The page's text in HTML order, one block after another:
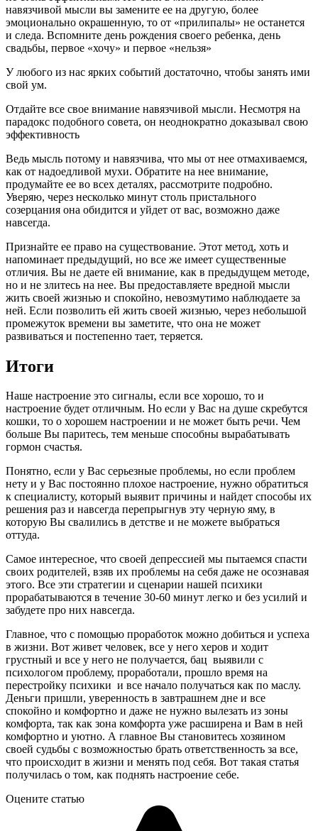
навязчивой мысли вы замените ее на другую, более
эмоционально окрашенную, то от «прилипалы» не останется
и следа. Вспомните день рождения своего ребенка, день
свадьбы, первое «хочу» и первое «нельзя»
У любого из нас ярких событий достаточно, чтобы занять ими
свой ум.
Отдайте все свое внимание навязчивой мысли. Несмотря на
парадокс подобного совета, он неоднократно доказывал свою
эффективность
Ведь мысль потому и навязчива, что мы от нее отмахиваемся,
как от надоедливой мухи. Обратите на нее внимание,
продумайте ее во всех деталях, рассмотрите подробно.
Уверяю, через несколько минут столь пристального
созерцания она обидится и уйдет от вас, возможно даже
навсегда.
Признайте ее право на существование. Этот метод, хоть и
напоминает предыдущий, но все же имеет существенные
отличия. Вы не даете ей внимание, как в предыдущем методе,
но и не злитесь на нее. Вы предоставляете вредной мысли
жить своей жизнью и спокойно, невозмутимо наблюдаете за
ней. Если позволить ей жить своей жизнью, через небольшой
промежуток времени вы заметите, что она не может
развиваться и постепенно тает, теряется.
Итоги
Наше настроение это сигналы, если все хорошо, то и
настроение будет отличным. Но если у Вас на душе скребутся
кошки, то о хорошем настроении и не может быть речи. Чем
больше Вы паритесь, тем меньше способны вырабатывать
гормон счастья.
Понятно, если у Вас серьезные проблемы, но если проблем
нету и у Вас постоянно плохое настроение, нужно обратиться
к специалисту, который выявит причины и найдет способы их
решения раз и навсегда перепрыгнув эту черную яму, в
которую Вы свалились в детстве и не можете выбраться
оттуда.
Самое интересное, что своей депрессией мы пытаемся спасти
своих родителей, взяв их проблемы на себя даже не осознавая
этого. Все эти стратегии и сценарии нашей психики
прорабатываются в течение 30-60 минут легко и без усилий и
забудете про них навсегда.
Главное, что с помощью проработок можно добиться и успеха
в жизни. Вот живет человек, все у него херов и ходит
грустный и все у него не получается, бац выявили с
психологом проблему, проработали, прошло время на
перестройку психики и все начало получаться как по маслу.
Деньги пришли, уверенность в завтрашнем дне и все
спокойно и комфортно и даже не нужно вылезать из зоны
комфорта, так как зона комфорта уже расширена и Вам в ней
комфортно и уютно. А главное Вы становитесь хозяином
своей судьбы с возможностью брать ответственность за все,
что происходит в жизни и менять под себя. Вот такая статья
получилась о том, как поднять настроение себе.
Оцените статью